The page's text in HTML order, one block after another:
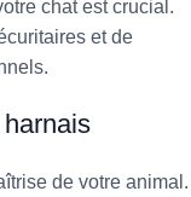
chat est crucial.
et de
de votre animal.